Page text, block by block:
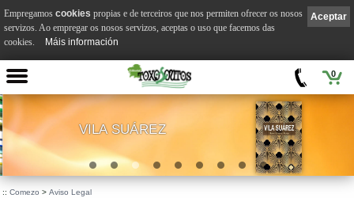
0
VILA SUÁREZ
:: Comezo > Aviso Legal
Aceptar
Empregamos cookies propias e de terceiros que nos permiten ofrecer os nosos
servizos. Ao empregar os nosos servizos, aceptas o uso que facemos das
cookies.
Máis información